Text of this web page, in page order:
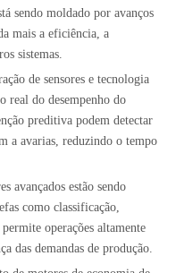
sendo moldado por avanços
mais a eficiência, a
sistemas.
de sensores e tecnologia
real do desempenho do
preditiva podem detectar
a avarias, reduzindo o tempo
avançados estão sendo
como classificação,
operações altamente
das demandas de produção.